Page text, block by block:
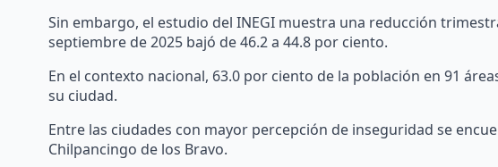
Sin embargo, el estudio del INEGI muestra una reducción
septiembre de 2025 bajó de 46.2 a 44.8 por ciento.
En el contexto nacional, 63.0 por ciento de la población en 91
su ciudad.
Entre las ciudades con mayor percepción de inseguridad se
Chilpancingo de los Bravo.